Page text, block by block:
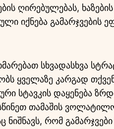
ღირებულებას,
იქნება გამარჯვების
სხვადასხვა
ყველაზე კარგად
სტავკის დაყენება
თამაშის
რომ